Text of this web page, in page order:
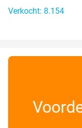
Verkocht: 8.154